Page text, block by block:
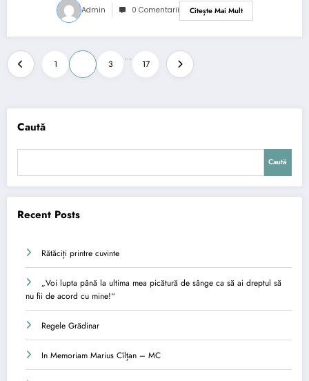
Admin 0 Comentarii Citește Mai Mult
Paginație
articole
1 3
…
17
Caută
Caută
Recent Posts
Rătăciți printre cuvinte
„Voi lupta până la ultima mea picătură de sânge ca să ai dreptul să
nu fii de acord cu mine!“
Regele Grădinar
In Memoriam Marius Cîlțan – MC